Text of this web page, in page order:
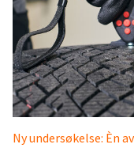
Ny undersøkelse: Èn